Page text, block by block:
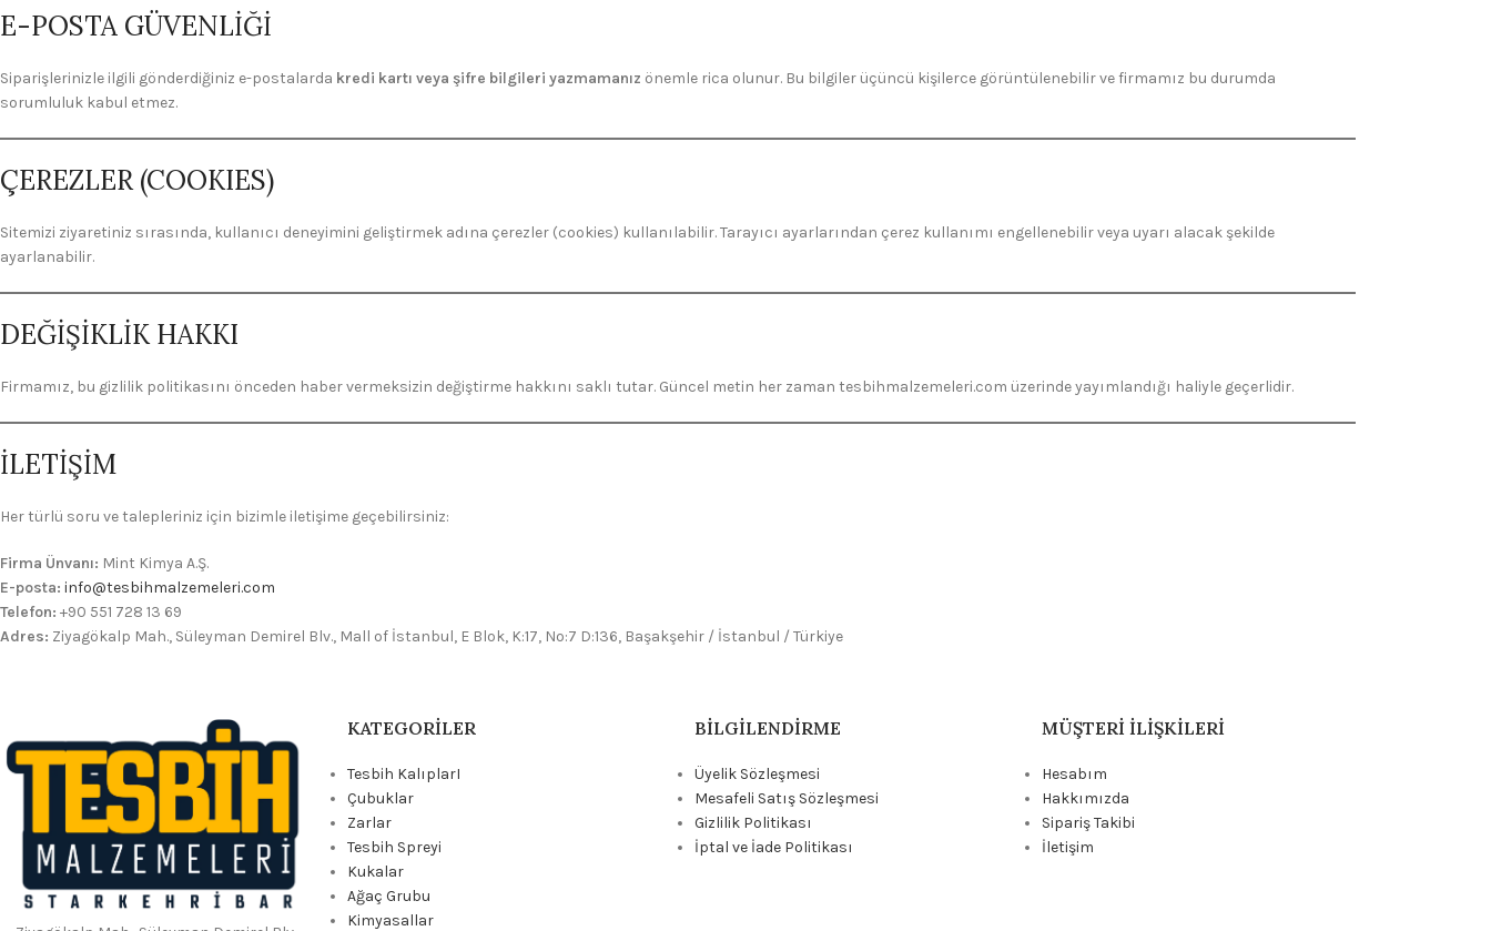
E-POSTA GÜVENLİĞİ
Siparişlerinizle ilgili gönderdiğiniz e-postalarda kredi kartı veya şifre bilgileri yazmamanız önemle rica olunur. Bu bilgiler üçüncü kişilerce görüntülenebilir ve firmamız bu durumda
sorumluluk kabul etmez.
ÇEREZLER (COOKIES)
Sitemizi ziyaretiniz sırasında, kullanıcı deneyimini geliştirmek adına çerezler (cookies) kullanılabilir. Tarayıcı ayarlarından çerez kullanımı engellenebilir veya uyarı alacak şekilde
ayarlanabilir.
DEĞİŞİKLİK HAKKI
Firmamız, bu gizlilik politikasını önceden haber vermeksizin değiştirme hakkını saklı tutar. Güncel metin her zaman tesbihmalzemeleri.com üzerinde yayımlandığı haliyle geçerlidir.
İLETİŞİM
Her türlü soru ve talepleriniz için bizimle iletişime geçebilirsiniz:
Firma Ünvanı: Mint Kimya A.Ş.
E-posta: info@tesbihmalzemeleri.com
Telefon: +90 551 728 13 69
Adres: Ziyagökalp Mah., Süleyman Demirel Blv., Mall of İstanbul, E Blok, K:17, No:7 D:136, Başakşehir / İstanbul / Türkiye
KATEGORILER
Tesbih KalıplarI
Çubuklar
Zarlar
Tesbih Spreyi
Kukalar
Ağaç Grubu
Kimyasallar
BILGILENDIRME
Üyelik Sözleşmesi
Mesafeli Satış Sözleşmesi
Gizlilik Politikası
İptal ve İade Politikası
MÜŞTERI İLIŞKILERI
Hesabım
Hakkımızda
Sipariş Takibi
İletişim